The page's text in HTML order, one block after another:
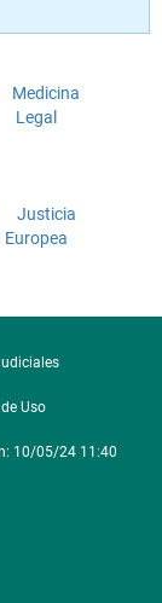
Uso
10/05/24 11:40